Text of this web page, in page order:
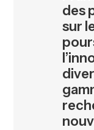
des
sur